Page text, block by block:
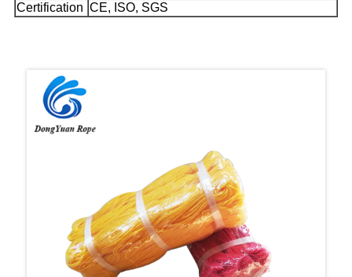
Certification CE, ISO, SGS